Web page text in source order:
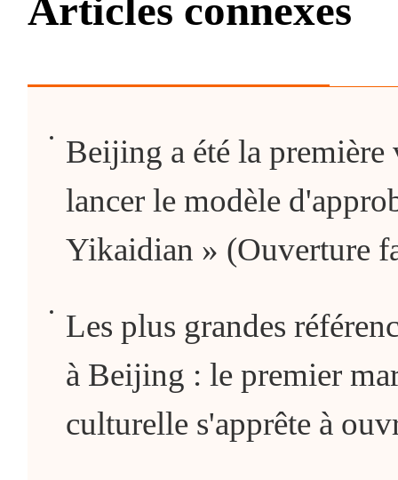
Articles connexes
Beijing a été la
lancer le modèle
Yikaidian » (Ouverture
Les plus grandes
à Beijing : le premier
culturelle s'apprête à